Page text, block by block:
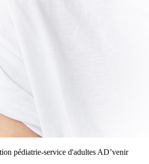
pédiatrie-service d'adultes AD’venir